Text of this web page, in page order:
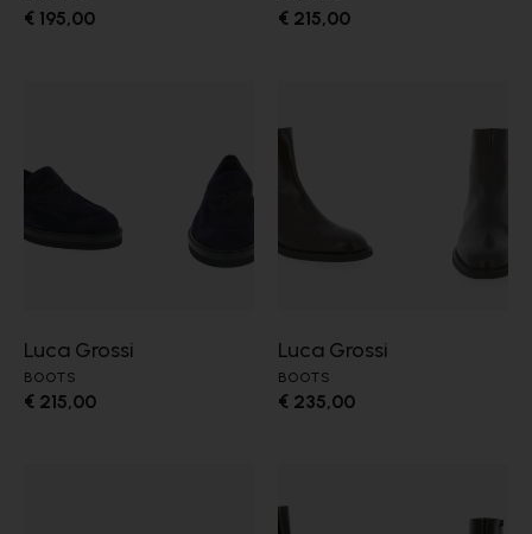
€ 195,00 € 215,00
Luca Grossi
BOOTS
€ 215,00
Luca Grossi
BOOTS
€ 235,00